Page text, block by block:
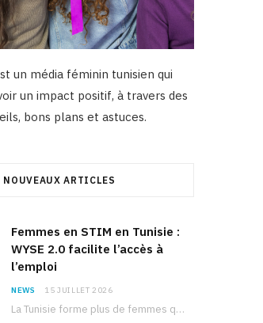
un média féminin tunisien qui
un impact positif, à travers des
bons plans et astuces.
NOUVEAUX ARTICLES
Femmes en STIM en Tunisie :
WYSE 2.0 facilite l’accès à
l’emploi
NEWS 15 JUILLET 2026
La Tunisie forme plus de femmes que d’hommes dans les filières scientifiques. Pourtant, pour beaucoup…